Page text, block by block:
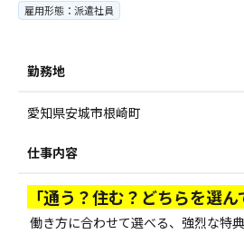
雇用形態：派遣社員
勤務地
愛知県安城市根崎町
仕事内容
「通う？住む？どちらを選ん
働き方に合わせて選べる、強烈な特典